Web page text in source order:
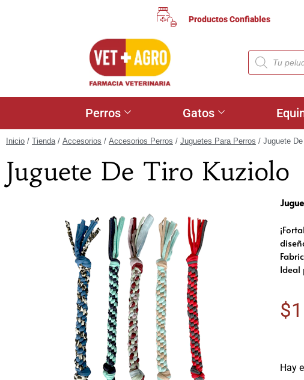
Productos Confiables
Perros Gatos
Inicio / Tienda/ Accesorios / Accesorios Perros / Juguetes Para Perros / Juguete
Juguete De Tiro Kuziolo
Ideal
$
Hay